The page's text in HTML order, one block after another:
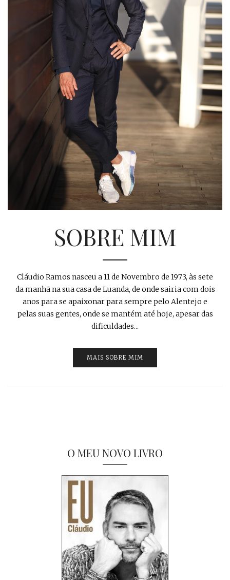
SOBRE MIM
Cláudio Ramos nasceu a 11 de Novembro de 1973, às sete
da manhã na sua casa de Luanda, de onde sairia com dois
anos para se apaixonar para sempre pelo Alentejo e
pelas suas gentes, onde se mantém até hoje, apesar das
dificuldades...
MAIS SOBRE MIM
O MEU NOVO LIVRO